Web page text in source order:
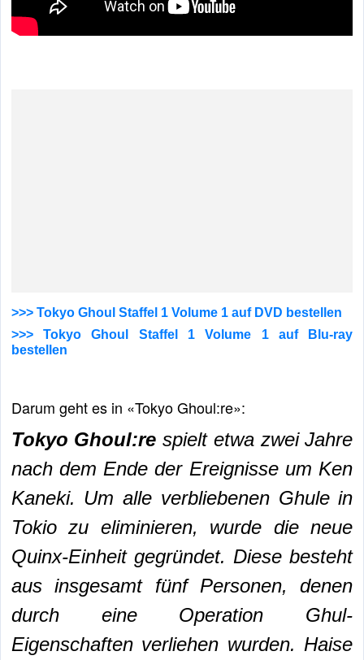
>>> Tokyo Ghoul Staffel 1 Volume 1 auf DVD bestellen
>>> Tokyo Ghoul Staffel 1 Volume 1 auf Blu-ray
bestellen
Darum geht es in «Tokyo Ghoul:re»:
Tokyo Ghoul:re spielt etwa zwei Jahre
nach dem Ende der Ereignisse um Ken
Kaneki. Um alle verbliebenen Ghule in
Tokio zu eliminieren, wurde die neue
Quinx-Einheit gegründet. Diese besteht
aus insgesamt fünf Personen, denen
durch eine Operation Ghul-
Eigenschaften verliehen wurden. Haise